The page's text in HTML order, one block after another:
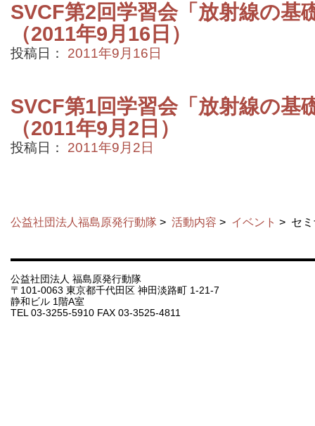
SVCF第2回学習会「放射線の基
（2011年9月16日）
投稿日： 2011年9月16日
SVCF第1回学習会「放射線の基
（2011年9月2日）
投稿日： 2011年9月2日
公益社団法人福島原発行動隊 > 活動内容 > イベント > セ
公益社団法人 福島原発行動隊
〒101-0063 東京都千代田区 神田淡路町 1-21-7
静和ビル 1階A室
TEL 03-3255-5910 FAX 03-3525-4811